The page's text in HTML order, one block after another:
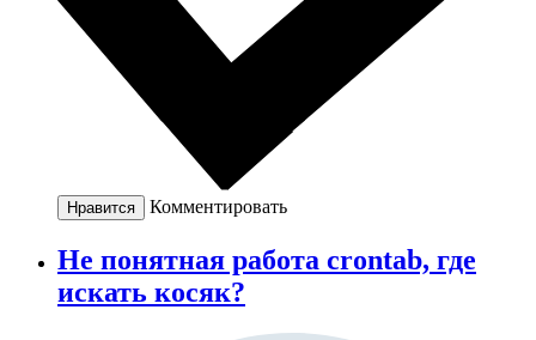
Нравится Комментировать
Не понятная работа crontab, где
искать косяк?